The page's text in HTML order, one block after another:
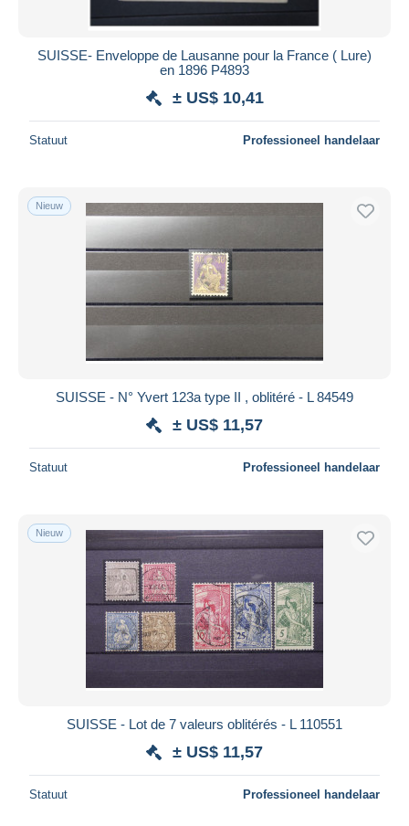
SUISSE- Enveloppe de Lausanne pour la France ( Lure)
en 1896 P4893
± US$ 10,41
Statuut Professioneel handelaar
Nieuw
SUISSE - N° Yvert 123a type II , oblitéré - L 84549
± US$ 11,57
Statuut Professioneel handelaar
Nieuw
SUISSE - Lot de 7 valeurs oblitérés - L 110551
± US$ 11,57
Statuut Professioneel handelaar